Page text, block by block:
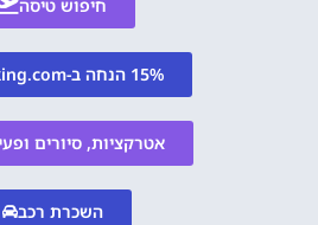
חיפוש טיסה
15% הנחה ב-Booking.com
אטרקציות, סיורים
השכרת רכב